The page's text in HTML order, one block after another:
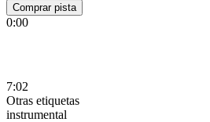
Comprar pista
0:00
7:02
Otras etiquetas
instrumental